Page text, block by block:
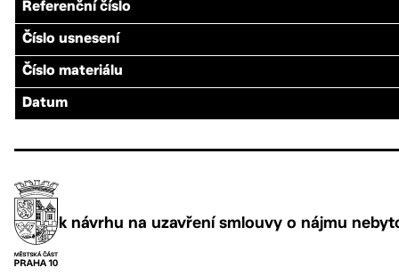
Referenční číslo
Číslo usnesení
Číslo materiálu
Datum
k návrhu na uzavření smlouvy o nájmu